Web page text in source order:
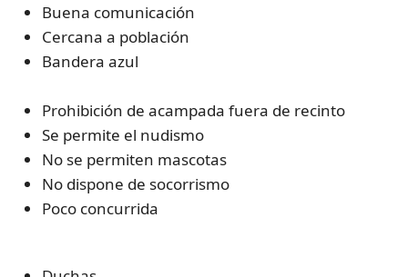
Buena comunicación
Cercana a población
Bandera azul
Prohibición de acampada fuera de recinto
Se permite el nudismo
No se permiten mascotas
No dispone de socorrismo
Poco concurrida